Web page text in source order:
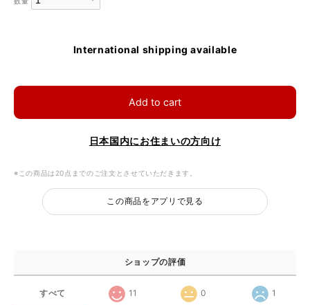
International shipping available
Add to cart
日本国内にお住まいの方向け
※この商品は20点までのご注文とさせていただきます。
この商品をアプリで見る
ショップの評価
すべて 11 0 1